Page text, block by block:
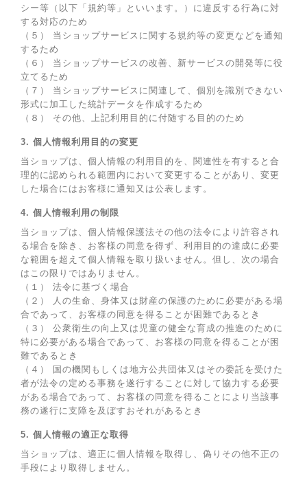
シー等（以下「規約等」といいます。）に違反する行為に対
する対応のため
（５） 当ショップサービスに関する規約等の変更などを通知
するため
（６） 当ショップサービスの改善、新サービスの開発等に役
立てるため
（７） 当ショップサービスに関連して、個別を識別できない
形式に加工した統計データを作成するため
（８） その他、上記利用目的に付随する目的のため
3. 個人情報利用目的の変更
当ショップは、個人情報の利用目的を、関連性を有すると合
理的に認められる範囲内において変更することがあり、変更
した場合にはお客様に通知又は公表します。
4. 個人情報利用の制限
当ショップは、個人情報保護法その他の法令により許容され
る場合を除き、お客様の同意を得ず、利用目的の達成に必要
な範囲を超えて個人情報を取り扱いません。但し、次の場合
はこの限りではありません。
（１） 法令に基づく場合
（２） 人の生命、身体又は財産の保護のために必要がある場
合であって、お客様の同意を得ることが困難であるとき
（３） 公衆衛生の向上又は児童の健全な育成の推進のために
特に必要がある場合であって、お客様の同意を得ることが困
難であるとき
（４） 国の機関もしくは地方公共団体又はその委託を受けた
者が法令の定める事務を遂行することに対して協力する必要
がある場合であって、お客様の同意を得ることにより当該事
務の遂行に支障を及ぼすおそれがあるとき
5. 個人情報の適正な取得
当ショップは、適正に個人情報を取得し、偽りその他不正の
手段により取得しません。